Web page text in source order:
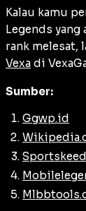
Kalau kamu
Legends
rank melesat,
Vexa di
Sumber:
Ggwp.id